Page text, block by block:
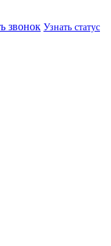
звонок Узнать статус